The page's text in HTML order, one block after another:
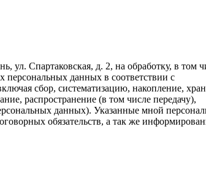
ул. Спартаковская, д. 2, на обработку, в том
персональных данных в соответствии с
сбор, систематизацию, накопление,
распространение (в том числе передачу),
данных). Указанные мной
обязательств, а так же